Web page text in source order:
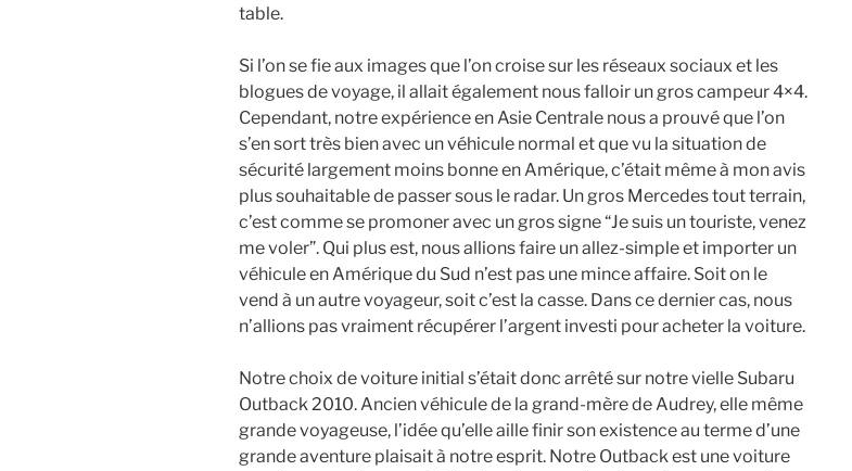
table.
Si l’on se fie aux images que l’on croise sur les réseaux sociaux et les
blogues de voyage, il allait également nous falloir un gros campeur 4×4.
Cependant, notre expérience en Asie Centrale nous a prouvé que l’on
s’en sort très bien avec un véhicule normal et que vu la situation de
sécurité largement moins bonne en Amérique, c’était même à mon avis
plus souhaitable de passer sous le radar. Un gros Mercedes tout terrain,
c’est comme se promoner avec un gros signe “Je suis un touriste, venez
me voler”. Qui plus est, nous allions faire un allez-simple et importer un
véhicule en Amérique du Sud n’est pas une mince affaire. Soit on le
vend à un autre voyageur, soit c’est la casse. Dans ce dernier cas, nous
n’allions pas vraiment récupérer l’argent investi pour acheter la voiture.
Notre choix de voiture initial s’était donc arrêté sur notre vielle Subaru
Outback 2010. Ancien véhicule de la grand-mère de Audrey, elle même
grande voyageuse, l’idée qu’elle aille finir son existence au terme d’une
grande aventure plaisait à notre esprit. Notre Outback est une voiture